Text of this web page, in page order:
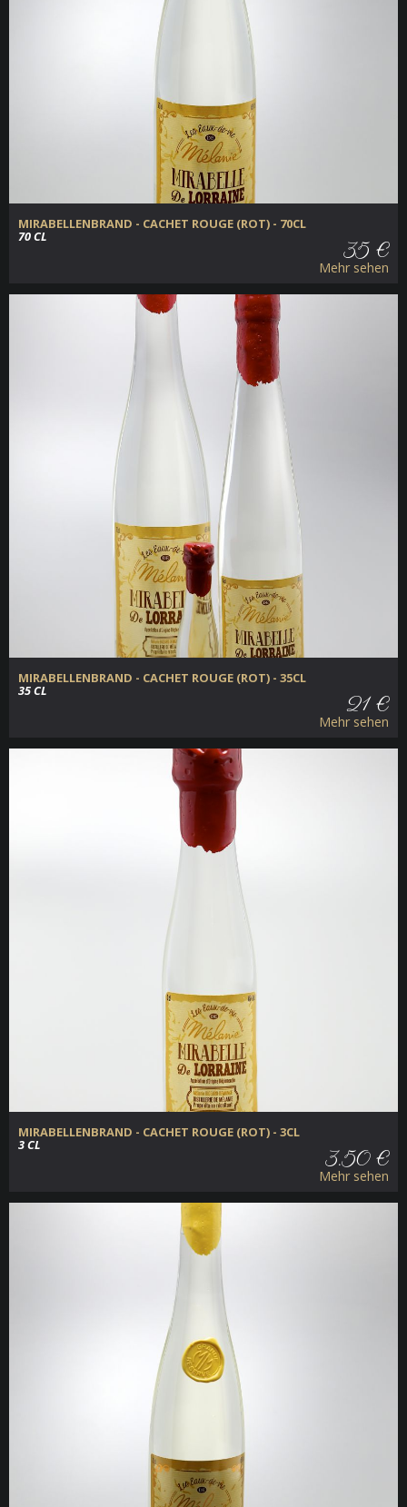
MIRABELLENBRAND - CACHET ROUGE (ROT) - 70CL
70 CL
35 €
Mehr sehen
MIRABELLENBRAND - CACHET ROUGE (ROT) - 35CL
35 CL
21 €
Mehr sehen
MIRABELLENBRAND - CACHET ROUGE (ROT) - 3CL
3 CL
3.50 €
Mehr sehen